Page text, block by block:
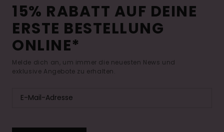
15% RABATT AUF DEINE
ERSTE BESTELLUNG
ONLINE*
Melde dich an, um immer die neuesten News und
exklusive Angebote zu erhalten.